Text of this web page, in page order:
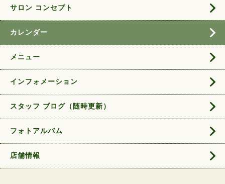
サロン コンセプト
カレンダー
メニュー
インフォメーション
スタッフ ブログ（随時更新）
フォトアルバム
店舗情報